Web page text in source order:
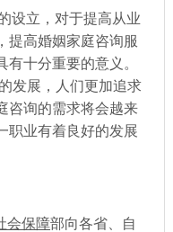
设立，对于提高从业
提高婚姻家庭咨询服
十分重要的意义。
的发展，人们更加追求
咨询的需求将会越来
职业有着良好的发展
会保障部向各省、自